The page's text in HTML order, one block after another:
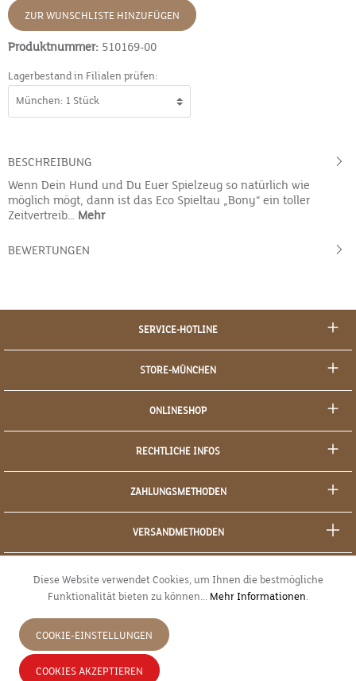
ZUR WUNSCHLISTE HINZUFÜGEN
Produktnummer: 510169-00
Lagerbestand in Filialen prüfen:
BESCHREIBUNG
Wenn Dein Hund und Du Euer Spielzeug so natürlich wie
möglich mögt, dann ist das Eco Spieltau „Bony“ ein toller
Zeitvertreib… Mehr
BEWERTUNGEN
SERVICE-HOTLINE
STORE-MÜNCHEN
ONLINESHOP
RECHTLICHE INFOS
ZAHLUNGSMETHODEN
VERSANDMETHODEN
JETZT WIDERRUFEN
Diese Website verwendet Cookies, um Ihnen die bestmögliche
Funktionalität bieten zu können... Mehr Informationen.
COOKIE-EINSTELLUNGEN
COOKIES AKZEPTIEREN